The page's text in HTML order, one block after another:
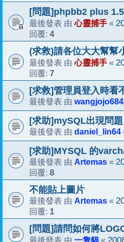
[問題]phpbb2 plus
最後發表 由心靈捕手 «
回覆: 4
(求救)請各位大大幫幫
最後發表 由心靈捕手 «
回覆: 7
[求救]管理員登入時看
最後發表 由
[求助]mySQL出現問題
最後發表 由 daniel_lin64
[求助]MYSQL 的
最後發表 由 Artemas «
回覆: 8
不能貼上圖片
最後發表 由 Artemas «
回覆: 1
[問題]請問如何將
一隻貓